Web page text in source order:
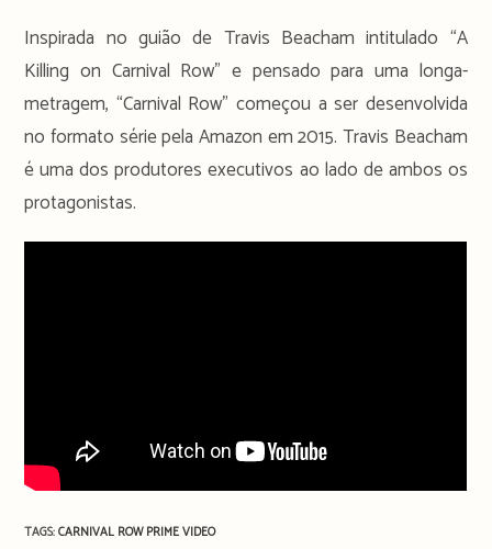
Inspirada no guião de Travis Beacham intitulado “A
Killing on Carnival Row” e pensado para uma longa-
metragem, “Carnival Row” começou a ser desenvolvida
no formato série pela Amazon em 2015. Travis Beacham
é uma dos produtores executivos ao lado de ambos os
protagonistas.
TAGS:CARNIVAL ROWPRIME VIDEO